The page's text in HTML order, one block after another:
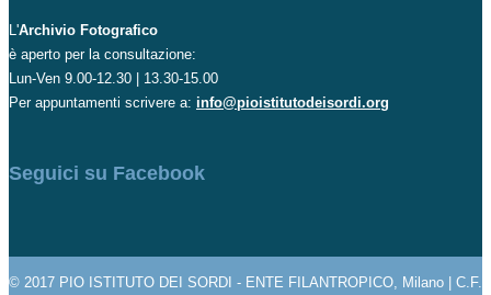
L'Archivio Fotografico
è aperto per la consultazione:
Lun-Ven 9.00-12.30 | 13.30-15.00
Per appuntamenti scrivere a: info@pioistitutodeisordi.org
Seguici su Facebook
© 2017 PIO ISTITUTO DEI SORDI - ENTE FILANTROPICO, Milano | C.F.